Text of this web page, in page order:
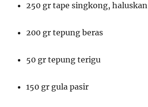
250 gr tape singkong, haluskan
200 gr tepung beras
50 gr tepung terigu
150 gr gula pasir